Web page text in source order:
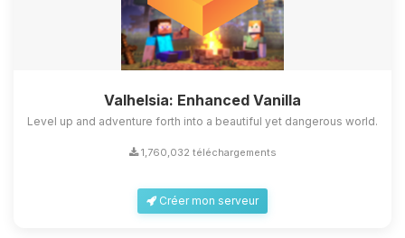
Valhelsia: Enhanced Vanilla
Level up and adventure forth into a beautiful yet dangerous world.
1,760,032 téléchargements
Créer mon serveur